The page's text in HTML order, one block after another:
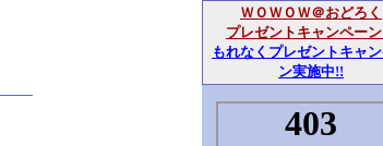
ＷＯＷＯＷ＠おどろく
プレゼントキャンペー
もれなくプレゼントキャ
ン実施中!!